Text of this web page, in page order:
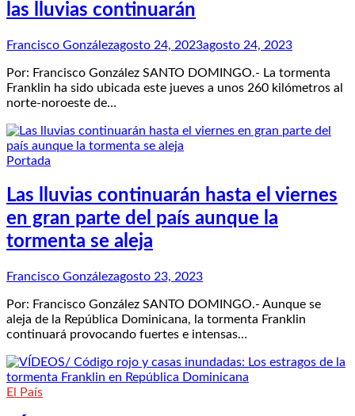
las lluvias continuarán
Francisco Gonzálezagosto 24, 2023agosto 24, 2023
Por: Francisco González SANTO DOMINGO.- La tormenta
Franklin ha sido ubicada este jueves a unos 260 kilómetros al
norte-noroeste de…
Portada
Las lluvias continuarán hasta el viernes
en gran parte del país aunque la
tormenta se aleja
Francisco Gonzálezagosto 23, 2023
Por: Francisco González SANTO DOMINGO.- Aunque se
aleja de la República Dominicana, la tormenta Franklin
continuará provocando fuertes e intensas…
El País